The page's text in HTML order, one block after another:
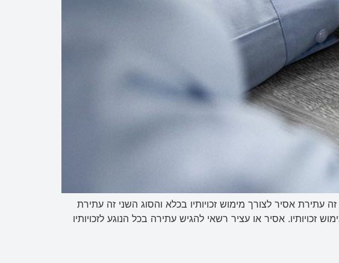
עתירת אסיר לצורך מימוש זכויותיו בכלא והסוג השני זה עתירת
אסיר או עציר רשאי להגיש עתירה בכל הנוגע לזכויותיו